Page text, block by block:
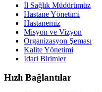
İl Sağlık Müdürümüz
Hastane Yönetimi
Hastanemiz
Misyon ve Vizyon
Organizasyon Şeması
Kalite Yönetimi
İdari Birimler
Hızlı Bağlantılar